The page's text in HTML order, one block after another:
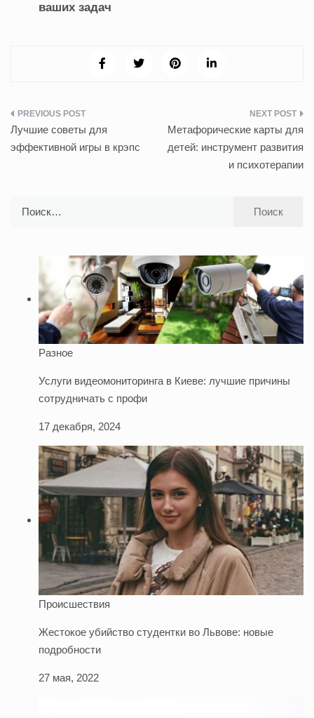
ваших задач
Навигация
по
Лучшие советы для
эффективной игры в крэпс
Метафорические карты для
детей: инструмент развития
и психотерапии
Разное
Услуги видеомониторинга в Киеве: лучшие причины
сотрудничать с профи
17 декабря, 2024
Происшествия
Жестокое убийство студентки во Львове: новые
подробности
27 мая, 2022